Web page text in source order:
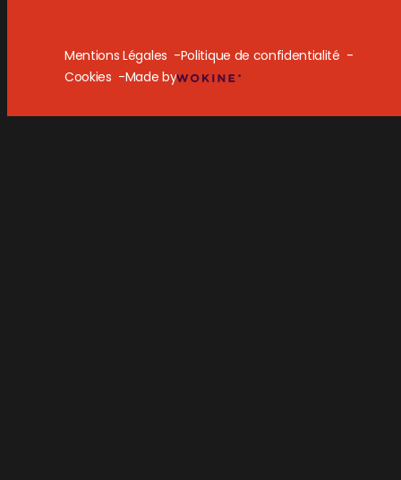
Mentions Légales
Politique de confidentialité
Cookies
Made by